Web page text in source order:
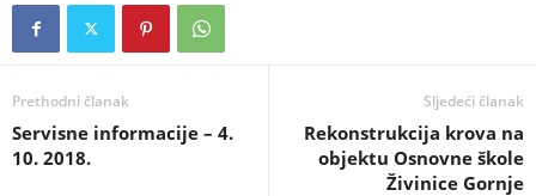
Prethodni članak
Servisne informacije – 4.
10. 2018.
Sljedeći članak
Rekonstrukcija krova na
objektu Osnovne škole
Živinice Gornje